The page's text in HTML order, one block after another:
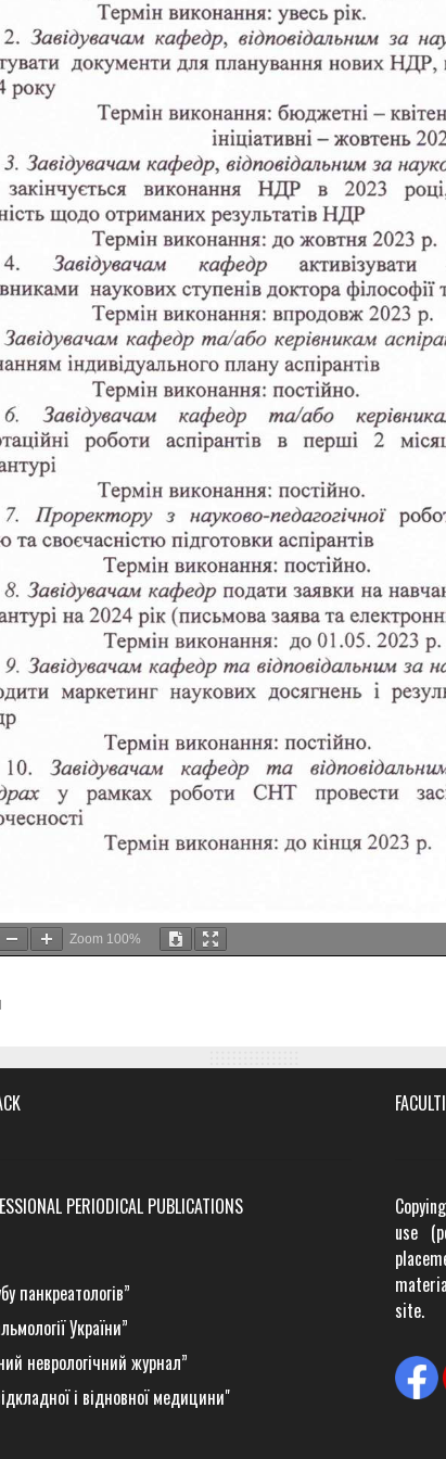
Zoom 100%
PERIODICAL PUBLICATIONS
панкреатологів”
України”
неврологічний журнал”
і відновної медицини"
use
site.